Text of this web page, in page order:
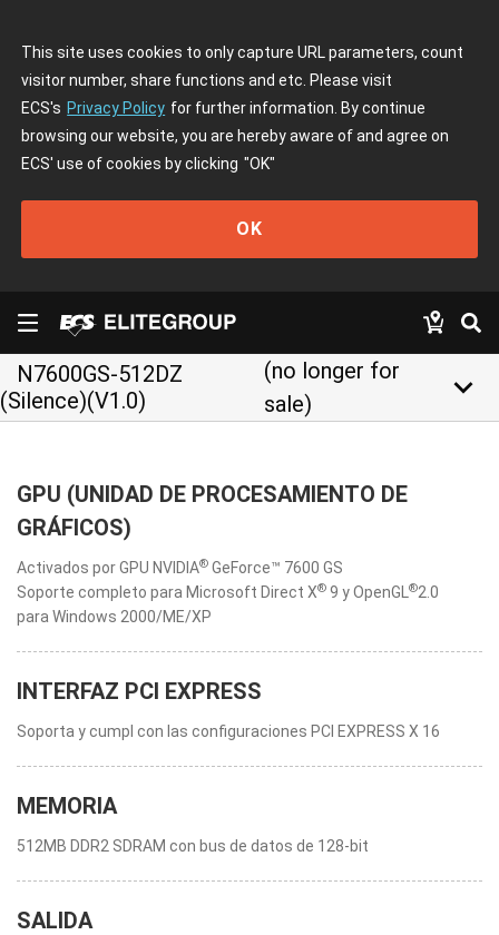
This site uses cookies to only capture URL parameters, count
visitor number, share functions and etc. Please visit
ECS's Privacy Policy for further information. By continue
browsing our website, you are hereby aware of and agree on
ECS' use of cookies by clicking "OK"
OK
N7600GS-512DZ
(Silence)(V1.0)
(no longer for
sale)
keyboard_arrow_down
GPU (UNIDAD DE PROCESAMIENTO DE
GRÁFICOS)
Activados por GPU NVIDIA® GeForce™ 7600 GS
Soporte completo para Microsoft Direct X® 9 y OpenGL ®2.0
para Windows 2000/ME/XP
INTERFAZ PCI EXPRESS
Soporta y cumpl con las configuraciones PCI EXPRESS X 16
MEMORIA
512MB DDR2 SDRAM con bus de datos de 128-bit
SALIDA